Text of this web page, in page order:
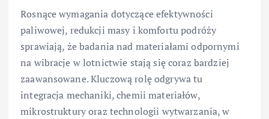
Rosnące wymagania dotyczące efektywności
paliwowej, redukcji masy i komfortu podróży
sprawiają, że badania nad materiałami odpornymi
na wibracje w lotnictwie stają się coraz bardziej
zaawansowane. Kluczową rolę odgrywa tu
integracja mechaniki, chemii materiałów,
mikrostruktury oraz technologii wytwarzania, w